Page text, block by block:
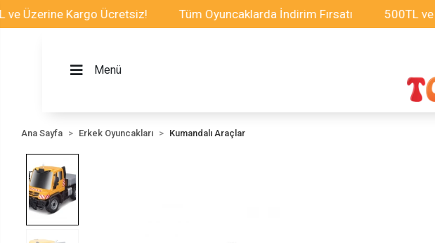
Kargo Ücretsiz! Tüm Oyuncaklarda İndirim Fırsatı 500TL ve
Menü
Ana Sayfa Erkek Oyuncakları Kumandalı Araçlar